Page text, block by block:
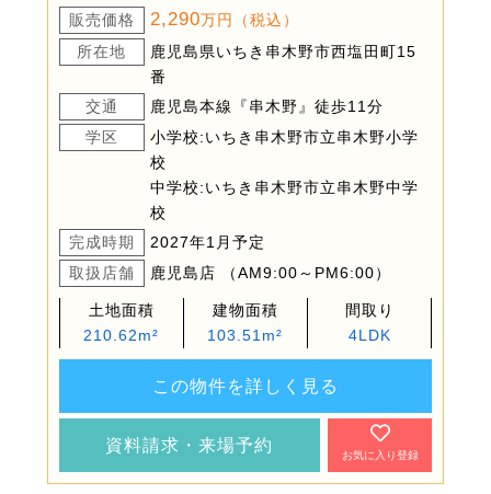
販売価格 2,290万円（税込）
所在地
鹿児島県いちき串木野市西塩田町15
番
交通
鹿児島本線『串木野』徒歩11分
学区
小学校:いちき串木野市立串木野小学
校
中学校:いちき串木野市立串木野中学
校
完成時期
2027年1月予定
取扱店舗
鹿児島店 （AM9:00～PM6:00）
土地面積
210.62m²
建物面積
103.51m²
間取り
4LDK
この物件を詳しく見る
資料請求・来場予約
お気に入り登録